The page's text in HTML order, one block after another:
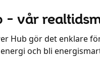
– vår
Hub gör det enklare
och bli